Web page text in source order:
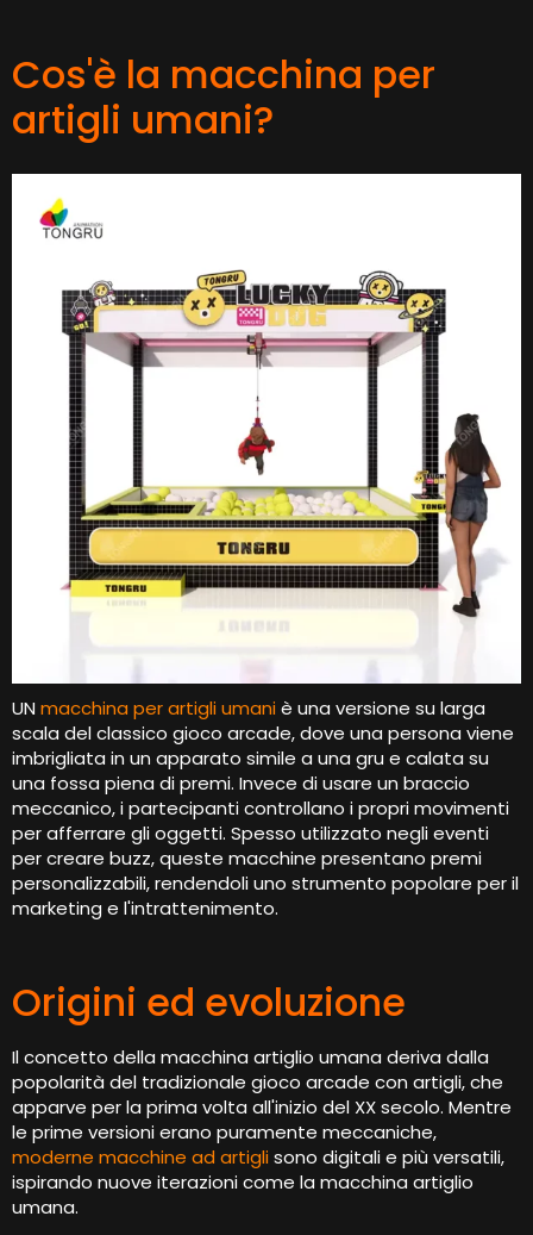
Cos'è la macchina per
artigli umani?
UN macchina per artigli umaniè una versione su larga
scala del classico gioco arcade, dove una persona viene
imbrigliata in un apparato simile a una gru e calata su
una fossa piena di premi. Invece di usare un braccio
meccanico, i partecipanti controllano i propri movimenti
per afferrare gli oggetti. Spesso utilizzato negli eventi
per creare buzz, queste macchine presentano premi
personalizzabili, rendendoli uno strumento popolare per il
marketing e l'intrattenimento.
Origini ed evoluzione
Il concetto della macchina artiglio umana deriva dalla
popolarità del tradizionale gioco arcade con artigli, che
apparve per la prima volta all'inizio del XX secolo. Mentre
le prime versioni erano puramente meccaniche,
moderne macchine ad artiglisono digitali e più versatili,
ispirando nuove iterazioni come la macchina artiglio
umana.